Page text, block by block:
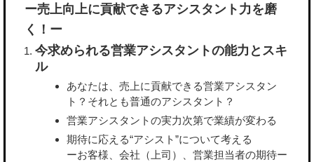
ー売上向上に貢献できるアシスタント力を磨
く！ー
今求められる営業アシスタントの能力とスキ
ル
あなたは、売上に貢献できる営業アシスタン
ト？それとも普通のアシスタント？
営業アシスタントの実力次第で業績が変わる
期待に応える“アシスト”について考える
ーお客様、会社（上司）、営業担当者の期待ー